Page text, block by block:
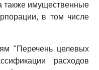
также имущественные
в том числе
"Перечень целевых
расходов